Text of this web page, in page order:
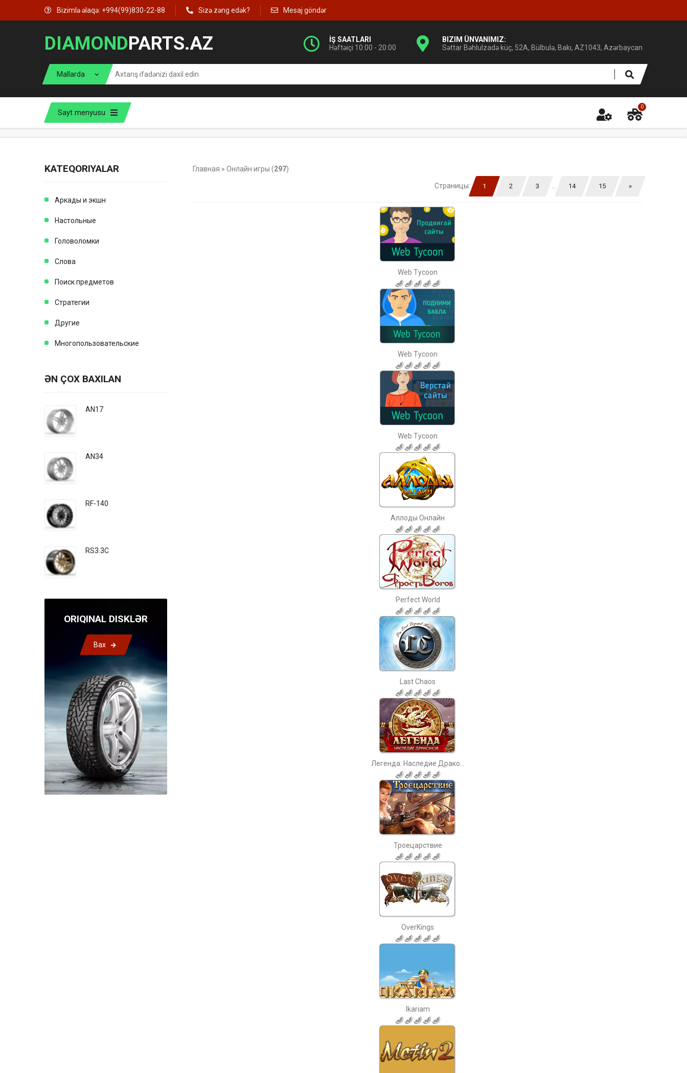
Bizimlə əlaqə: +994(99)830-22-88 Sizə zəng edək? Mesaj göndər
DIAMONDPARTS.AZ
İŞ SAATLARI
Həftəiçi 10:00 - 20:00
BIZIM ÜNVANIMIZ:
Səttar Bəhlulzadə küç, 52A, Bülbulə, Bakı, AZ1043, Azərbaycan
Sayt menyusu
0
Главная » Онлайн игры (297)
Страницы: 1 2 3 14 15 »
Web Tycoon
Web Tycoon
Web Tycoon
Аллоды Онлайн
Perfect World
Last Chaos
Легенда: Наследие Драко...
Троецарствие
OverKings
Ikariam
KATEQORIYALAR
Аркады и экшн
Настольные
Головоломки
Слова
Поиск предметов
Стратегии
Другие
Многопользовательские
ƏN ÇOX BAXILAN
AN17
AN34
RF-140
RS3.3C
ORIQINAL DISKLƏR
Bax